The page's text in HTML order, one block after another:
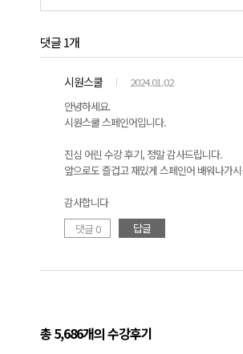
댓글 1개
시원스쿨
2024.01.02
안녕하세요.
시원스쿨 스페인어입니다.
진심 어린 수강 후기, 정말 감사드립니다.
앞으로도 즐겁고 재밌게 스페인어 배워나가
감사합니다
댓글 0
답글
총 5,686개의 수강후기